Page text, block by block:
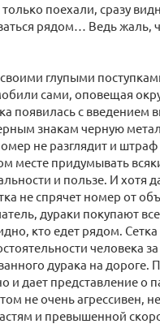
поехали, сразу
рядом… Ведь жаль,
глупыми
сами, оповещая
появилась с
знакам черную
не разглядит и
месте придумывать
и пользе. И хотя
не спрячет номер от
дураки покупают
кто едет рядом.
человека
дурака на дороге.
и дает представление о
не очень агрессивен,
и превышенной